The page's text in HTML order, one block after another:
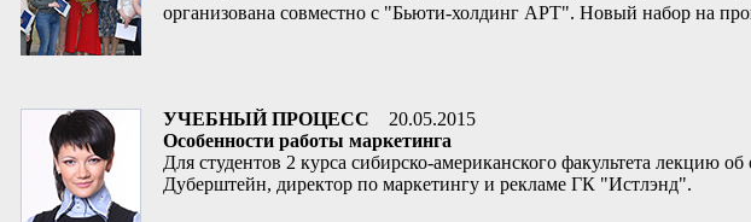
организована совместно с "Бьюти-холдинг АРТ". Новый набор на
УЧЕБНЫЙ ПРОЦЕСС
20.05.2015
Особенности работы маркетинга
Для студентов 2 курса сибирско-американского факультета лекцию
Дуберштейн, директор по маркетингу и рекламе ГК "Истлэнд".